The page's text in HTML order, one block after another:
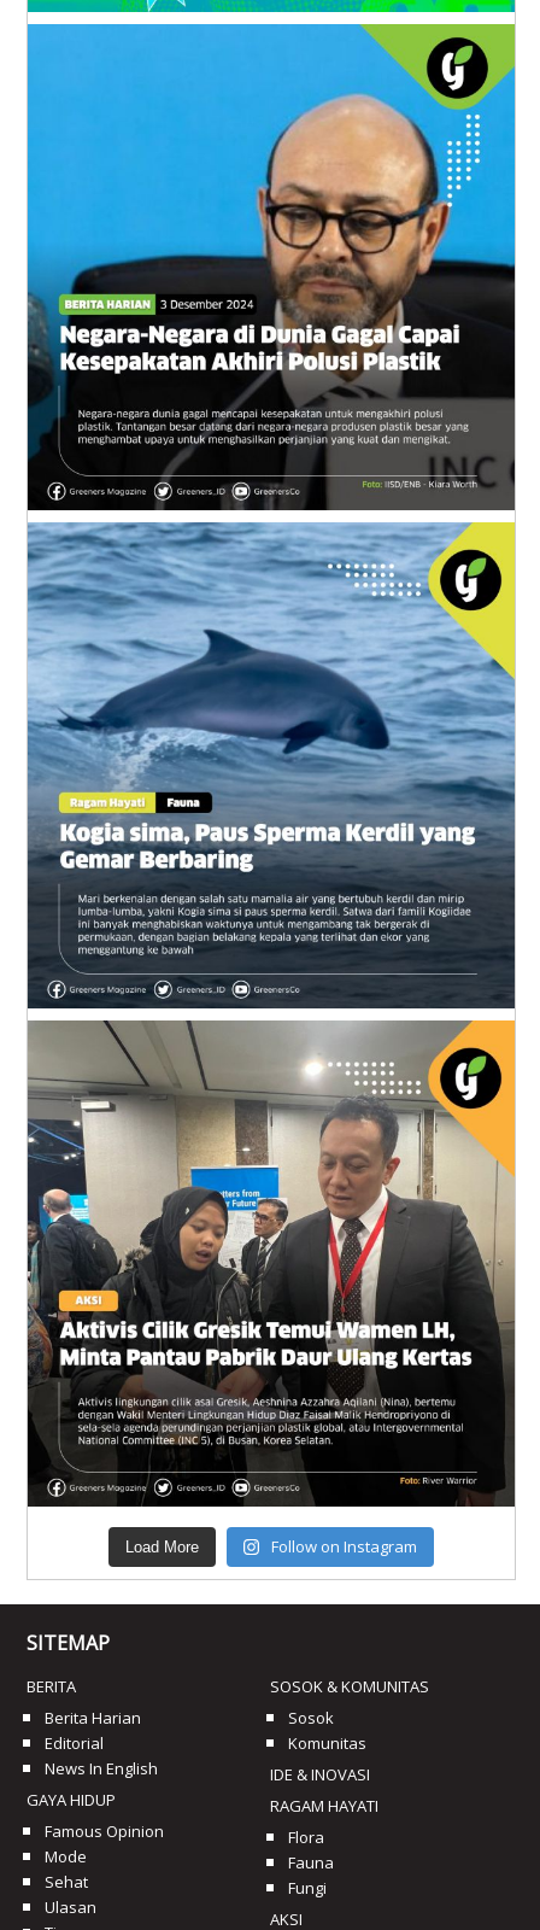
Load More Follow on Instagram
SITEMAP
BERITA
Berita Harian
Editorial
News In English
GAYA HIDUP
Famous Opinion
Mode
Sehat
Ulasan
SOSOK & KOMUNITAS
Sosok
Komunitas
IDE & INOVASI
RAGAM HAYATI
Flora
Fauna
Fungi
AKSI